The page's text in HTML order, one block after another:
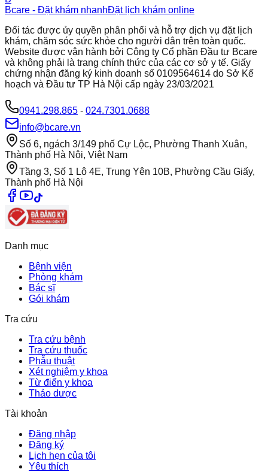
Bcare - Đặt khám nhanhĐặt lịch khám online
Đối tác được ủy quyền phân phối và hỗ trợ dịch vụ đặt lịch
khám, chăm sóc sức khỏe cho người dân trên toàn quốc.
Website được vận hành bởi Công ty Cổ phần Đầu tư Bcare
và không phải là trang chính thức của các cơ sở y tế. Giấy
chứng nhận đăng ký kinh doanh số 0109564614 do Sở Kế
hoạch và Đầu tư TP Hà Nội cấp ngày 23/03/2021
0941.298.865 - 024.7301.0688
info@bcare.vn
Số 6, ngách 3/149 phố Cự Lộc, Phường Thanh Xuân,
Thành phố Hà Nội, Việt Nam
Tầng 3, Số 1 Lô 4E, Trung Yên 10B, Phường Cầu Giấy,
Thành phố Hà Nội
Danh mục
Bệnh viện
Phòng khám
Bác sĩ
Gói khám
Tra cứu
Tra cứu bệnh
Tra cứu thuốc
Phẫu thuật
Xét nghiệm y khoa
Từ điển y khoa
Thảo dược
Tài khoản
Đăng nhập
Đăng ký
Lịch hẹn của tôi
Yêu thích